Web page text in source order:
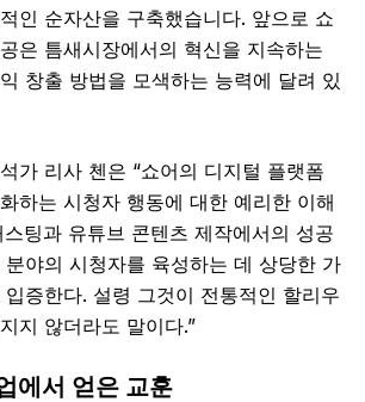
인 순자산을 구축했습니다. 앞으로 쇼
은 틈새시장에서의 혁신을 지속하는
창출 방법을 모색하는 능력에 달려 있
가 리사 첸은 “쇼어의 디지털 플랫폼
하는 시청자 행동에 대한 예리한 이해
팅과 유튜브 콘텐츠 제작에서의 성공
야의 시청자를 육성하는 데 상당한 가
증한다. 설령 그것이 전통적인 할리우
지 않더라도 말이다.”
에서 얻은 교훈